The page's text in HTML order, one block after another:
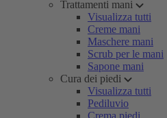
Trattamenti mani
Visualizza tutti
Creme mani
Maschere mani
Scrub per le mani
Sapone mani
Cura dei piedi
Visualizza tutti
Pediluvio
Crema piedi